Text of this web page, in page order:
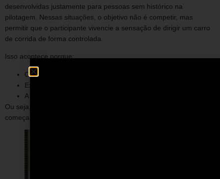
desenvolvidas justamente para pessoas sem histórico na
pilotagem. Nessas situações, o objetivo não é competir, mas
permitir que o participante vivencie a sensação de dirigir um carro
de corrida de forma controlada.
Isso acontece porque:
O ambiente é supervisionado;
Existe orientação antes da atividade;
A experiência é adaptada para iniciantes.
Ou seja, não é necessário conhecimento técnico prévio para
começar.